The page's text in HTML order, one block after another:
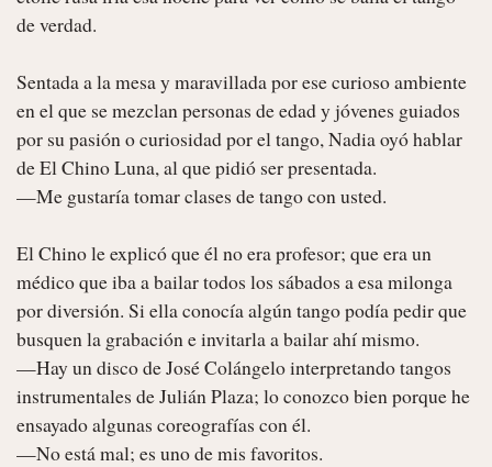
de verdad.
Sentada a la mesa y maravillada por ese curioso ambiente
en el que se mezclan personas de edad y jóvenes guiados
por su pasión o curiosidad por el tango, Nadia oyó hablar
de El Chino Luna, al que pidió ser presentada.
—Me gustaría tomar clases de tango con usted.
El Chino le explicó que él no era profesor; que era un
médico que iba a bailar todos los sábados a esa milonga
por diversión. Si ella conocía algún tango podía pedir que
busquen la grabación e invitarla a bailar ahí mismo.
—Hay un disco de José Colángelo interpretando tangos
instrumentales de Julián Plaza; lo conozco bien porque he
ensayado algunas coreografías con él.
—No está mal; es uno de mis favoritos.